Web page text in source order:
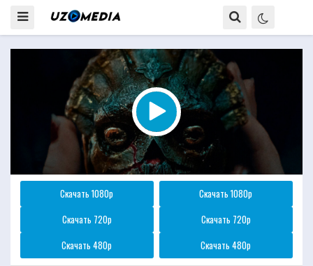
Скачать 1080p
Скачать 1080p
Скачать 720p
Скачать 720p
Скачать 480p
Скачать 480p